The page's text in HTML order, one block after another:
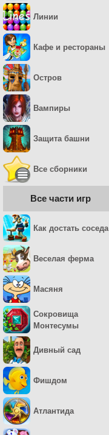
Линии
Кафе и рестораны
Остров
Вампиры
Защита башни
Все сборники
Все части игр
Как достать соседа
Веселая ферма
Масяня
Сокровища
Монтесумы
Дивный сад
Фишдом
Атлантида